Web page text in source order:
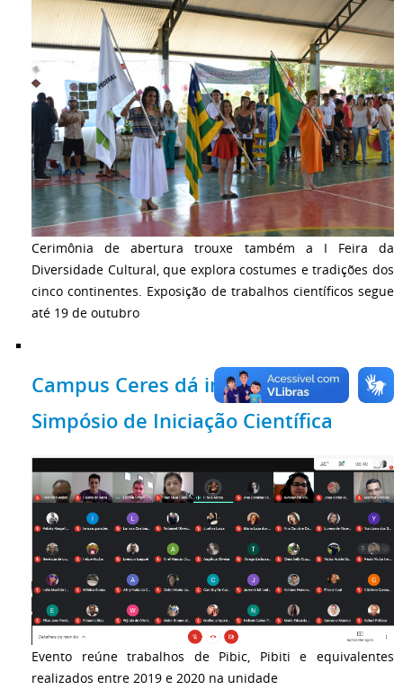
Cerimônia de abertura trouxe também a I Feira da
Diversidade Cultural, que explora costumes e tradições dos
cinco continentes. Exposição de trabalhos científicos segue
até 19 de outubro
Campus Ceres dá início ao seu 9º
Simpósio de Iniciação Científica
Evento reúne trabalhos de Pibic, Pibiti e equivalentes
realizados entre 2019 e 2020 na unidade